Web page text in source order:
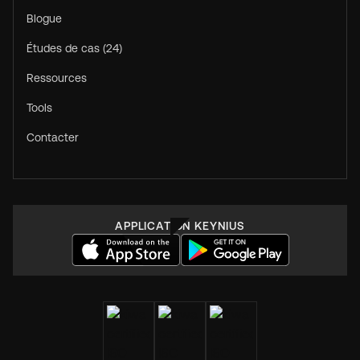
Blogue
Études de cas (24)
Ressources
Tools
Contacter
APPLICATION KEYNIUS